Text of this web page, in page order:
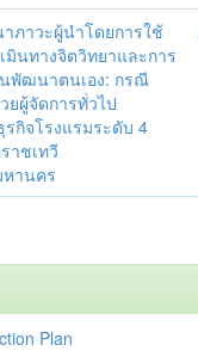
ภาวะผู้นำโดยการใช้
มินทางจิตวิทยาและการ
พัฒนาตนเอง: กรณี
ยผู้จัดการทั่วไป
รกิจโรงแรมระดับ 4
าชเทวี
หานคร
Plan